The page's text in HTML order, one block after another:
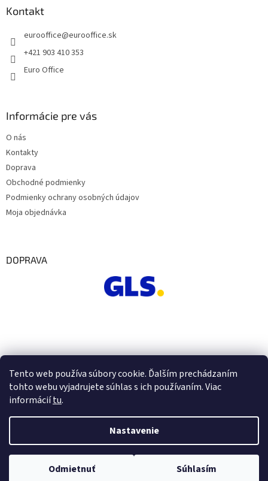
Tento web používa súbory cookie. Ďalším prechádzaním
tohto webu vyjadrujete súhlas s ich používaním. Viac
informáciítu.
Nastavenie
Odmietnuť Súhlasím
Kontakt
eurooffice@eurooffice.sk
+421 903 410 353
Euro Office
Informácie pre vás
O nás
Kontakty
Doprava
Obchodné podmienky
Podmienky ochrany osobných údajov
Moja objednávka
DOPRAVA
Vytvoril Shoptet
Copyright 2026Euro Office . Všetky práva vyhradené.